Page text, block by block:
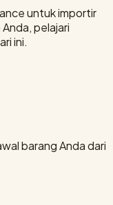
untuk importir
pelajari
ini.
barang Anda dari